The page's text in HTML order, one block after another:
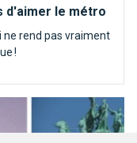
d'aimer le métro
ne rend pas vraiment
!